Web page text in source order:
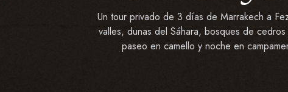
Un tour privado de 3 días de Marrakech a
valles, dunas del Sáhara, bosques de
paseo en camello y noche en